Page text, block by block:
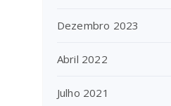
Dezembro 2023
Abril 2022
Julho 2021